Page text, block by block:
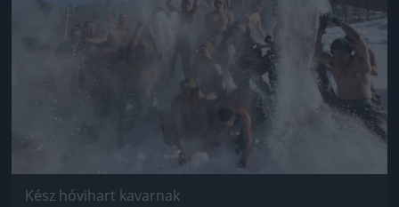
Kész hóvihart kavarnak